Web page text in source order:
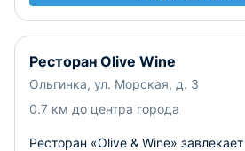
Ресторан Olive Wine
Ольгинка, ул. Морская, д. 3
0.7 км до центра города
Ресторан «Olive & Wine»